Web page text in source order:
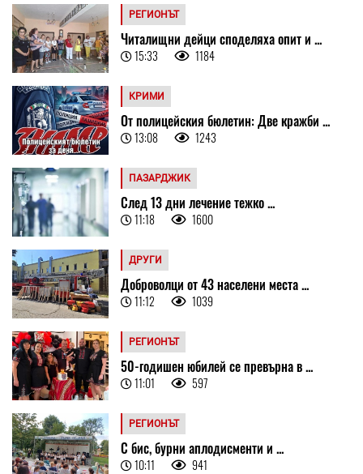
РЕГИОНЪТ
Читалищни дейци споделяха опит и ...
15:33 1184
КРИМИ
От полицейския бюлетин: Две кражби ...
13:08 1243
ПАЗАРДЖИК
След 13 дни лечение тежко ...
11:18 1600
ДРУГИ
Доброволци от 43 населени места ...
11:12 1039
РЕГИОНЪТ
50-годишен юбилей се превърна в ...
11:01 597
РЕГИОНЪТ
С бис, бурни аплодисменти и ...
10:11 941